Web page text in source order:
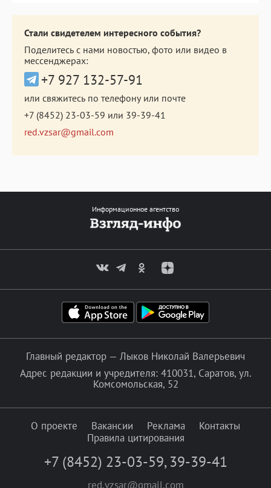
Стали свидетелем интересного события?
Поделитесь с нами новостью, фото или видео в
мессенджерах:
+7 927 132-57-91
или свяжитесь по телефону или почте
+7 (8452) 23-03-59 или 39-39-41
red.vzsar@gmail.com
Информационное агентство
Главный редактор — Лыков Николай Валерьевич
Адрес редакции и учредителя: 410031, Саратов, ул.
Комсомольская, 52
О проекте Вакансии Реклама
Контакты
Правила цитирования
+7 (8452) 23-03-59, 39-39-41
red.vzsar@gmail.com